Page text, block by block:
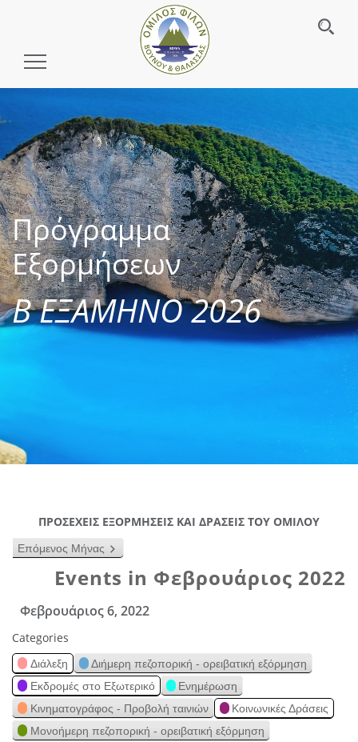
Toggle
Πρόγραμμα
Εξορμήσεων
Β ΕΞΑΜΗΝΟ 2026
ΠΡΟΣΕΧΕΙΣ ΕΞΟΡΜΗΣΕΙΣ ΚΑΙ ΔΡΑΣΕΙΣ ΤΟΥ ΟΜΙΛΟΥ
Επόμενος Μήνας
Events in Φεβρουάριος 2022
Φεβρουάριος 6, 2022
Categories
Διάλεξη
Διήμερη πεζοπορική - ορειβατική εξόρμηση
Εκδρομές στο Εξωτερικό
Ενημέρωση
Κινηματογράφος - Προβολή ταινιών
Κοινωνικές Δράσεις
Μονοήμερη πεζοπορική - ορειβατική εξόρμηση